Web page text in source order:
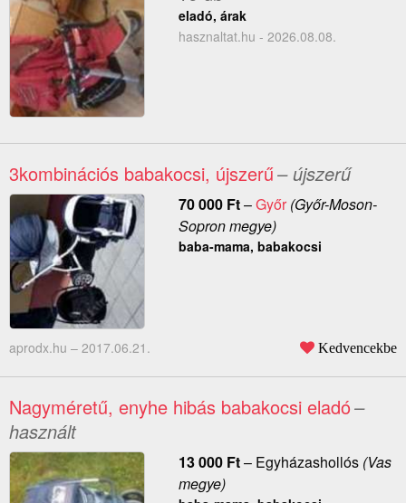
eladó, árak
hasznaltat.hu - 2026.08.08.
3kombinációs babakocsi, újszerű– újszerű
70 000 Ft–Győr(Győr-Moson-
Sopron megye)
baba-mama, babakocsi
aprodx.hu – 2017.06.21. Kedvencekbe
Nagyméretű, enyhe hibás babakocsi eladó–
használt
13 000 Ft– Egyházashollós(Vas
megye)